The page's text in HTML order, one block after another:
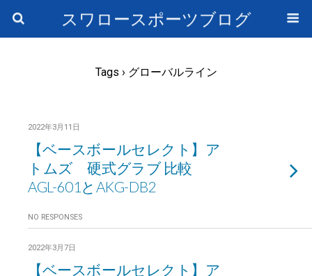
スワロースポーツブログ
Tags › グローバルライン
2022年3月11日
【ベースボールセレクト】ア
トムズ 硬式グラブ 比較
AGL-601とAKG-DB2
NO RESPONSES
2022年3月7日
【ベースボールセレクト】ア